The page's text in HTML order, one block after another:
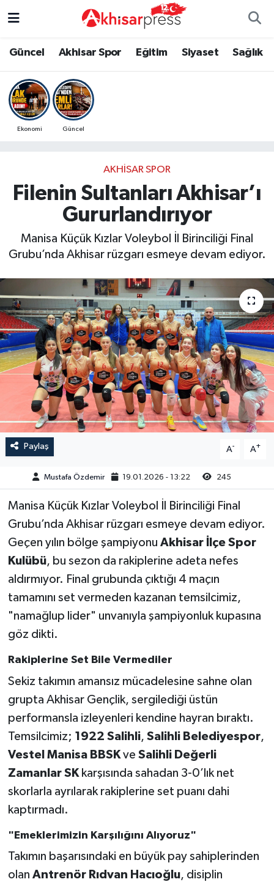
Güncel Akhisar Spor Eğitim Siyaset Sağlık
Ekonomi Güncel
AKHISAR SPOR
Filenin Sultanları Akhisar’ı
Gururlandırıyor
Manisa Küçük Kızlar Voleybol İl Birinciliği Final
Grubu’nda Akhisar rüzgarı esmeye devam ediyor.
Paylaş A- A+
Mustafa Özdemir 19.01.2026 - 13:22 245
Manisa Küçük Kızlar Voleybol İl Birinciliği Final
Grubu’nda Akhisar rüzgarı esmeye devam ediyor.
Geçen yılın bölge şampiyonu Akhisar İlçe Spor
Kulübü, bu sezon da rakiplerine adeta nefes
aldırmıyor. Final grubunda çıktığı 4 maçın
tamamını set vermeden kazanan temsilcimiz,
"namağlup lider" unvanıyla şampiyonluk kupasına
göz dikti.
Rakiplerine Set Bile Vermediler
Sekiz takımın amansız mücadelesine sahne olan
grupta Akhisar Gençlik, sergilediği üstün
performansla izleyenleri kendine hayran bıraktı.
Temsilcimiz; 1922 Salihli, Salihli Belediyespor,
Vestel Manisa BBSKve Salihli Değerli
Zamanlar SKkarşısında sahadan 3-0’lık net
skorlarla ayrılarak rakiplerine set puanı dahi
kaptırmadı.
"Emeklerimizin Karşılığını Alıyoruz"
Takımın başarısındaki en büyük pay sahiplerinden
olan Antrenör Rıdvan Hacıoğlu, disiplin
Güncel
Akhisar Spor
Eğitim
Ekonomi
Tarım-Gıda
Magazin
Duyurular
Magazin
Kültür-Sanat
Duyurular
Röportaj
Dünya
Kadın
Teknoloji
Yerel Haber
Akhisar Emlak
Ülke
Etiketler
Güncel
Eğitim
Siyaset
Ekonomi
Magazin
Duyurular
Tarım-Gıda
Sektörel
Röportaj
Dünya
Yaşam
Kadın
Teknoloji
Yerel Haber
Akhisar Emlak
Etiketler
Manisa Nöbetçi Eczaneler
Manisa Hava Durumu
Manisa Namaz Vakitleri
Süper Lig Puan Durumu ve Fikstür
Tüm Manşetler
Son Dakika Haberleri